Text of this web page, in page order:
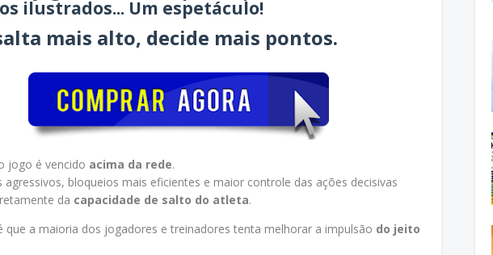
ilustrados... Um espetáculo!
mais alto, decide mais pontos.
jogo é vencido acima da rede.
agressivos, bloqueios mais eficientes e maior controle das ações decisivas
da capacidade de salto do atleta.
que a maioria dos jogadores e treinadores tenta melhorar a impulsão do jeito